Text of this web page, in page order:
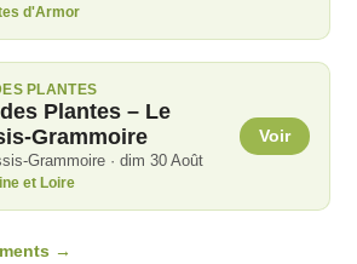
d'Armor
PLANTES
Plantes – Le
Grammoire
Grammoire · dim 30 Août
et Loire
Voir
→